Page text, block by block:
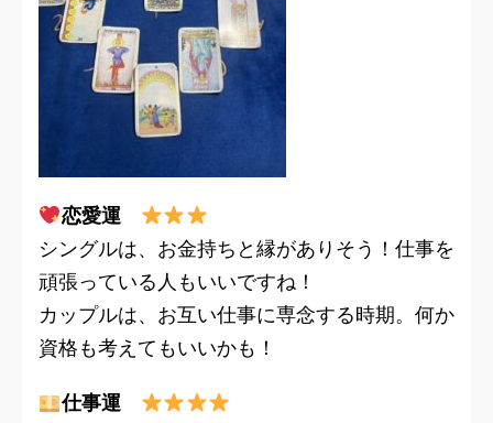
恋愛運
シングルは、お金持ちと縁がありそう！仕事を
頑張っている人もいいですね！
カップルは、お互い仕事に専念する時期。何か
資格も考えてもいいかも！
仕事運